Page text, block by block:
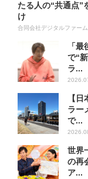
たる人の“共通点”
け
合同会社デジタルファー
「
で“
ラ...
【
ラー
で...
世界
の再
ア...